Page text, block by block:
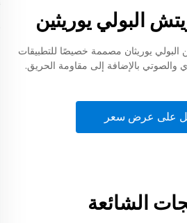
البولي يوريثين
يوريثان مصممة خصيصًا للتطبيقات
والصوتي بالإضافة إلى مقاومة الحريق.
على عرض سعر
الشائعة